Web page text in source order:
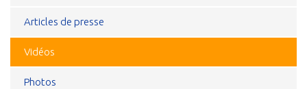
Articles de presse
Vidéos
Photos